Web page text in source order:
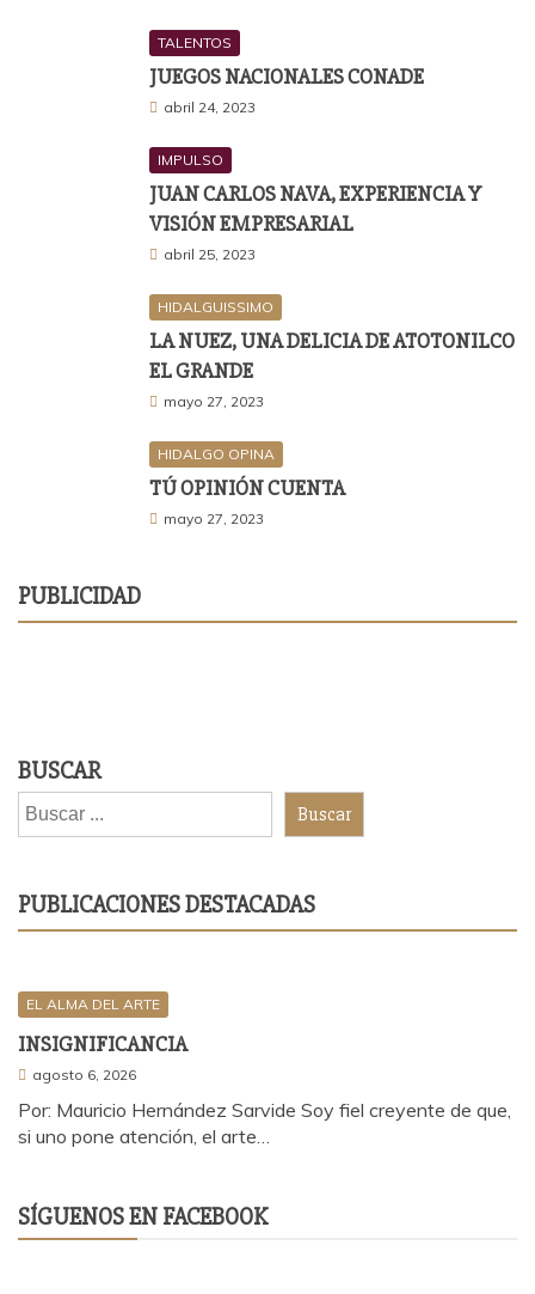
TALENTOS
JUEGOS NACIONALES CONADE
abril 24, 2023
IMPULSO
JUAN CARLOS NAVA, EXPERIENCIA Y
VISIÓN EMPRESARIAL
abril 25, 2023
HIDALGUISSIMO
LA NUEZ, UNA DELICIA DE ATOTONILCO
EL GRANDE
mayo 27, 2023
HIDALGO OPINA
TÚ OPINIÓN CUENTA
mayo 27, 2023
PUBLICIDAD
BUSCAR
Buscar
PUBLICACIONES DESTACADAS
EL ALMA DEL ARTE
INSIGNIFICANCIA
agosto 6, 2026
Por: Mauricio Hernández Sarvide Soy fiel creyente de que,
si uno pone atención, el arte…
SÍGUENOS EN FACEBOOK